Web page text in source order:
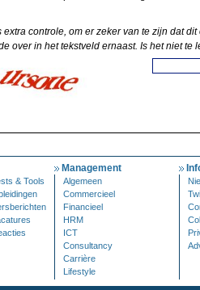
extra controle, om er zeker van te zijn dat
over in het tekstveld ernaast. Is het niet te
& Tools
Management
Algemeen
Commercieel
Financieel
HRM
ICT
Consultancy
Carrière
Lifestyle